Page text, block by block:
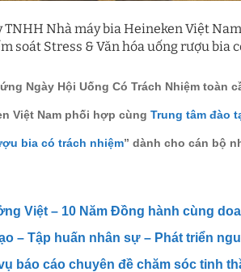
TNHH Nhà máy bia Heineken Việt
soát Stress & Văn hóa uống rượu bia
Ngày Hội Uống Có Trách Nhiệm toàn
Việt Nam phối hợp cùngTrung tâm đào
bia có trách nhiệm” dành cho cán bộ
Việt – 10 Năm Đồng hành cùng
– Tập huấn nhân sự – Phát triển
báo cáo chuyên đề chăm sóc tinh